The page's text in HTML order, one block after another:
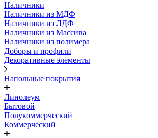
Наличники
Наличники из МДФ
Наличники из ЛДФ
Наличники из Массива
Наличники из полимера
Доборы и профили
Декоративные элементы
Напольные покрытия
Линолеум
Бытовой
Полукоммерческий
Коммерческий